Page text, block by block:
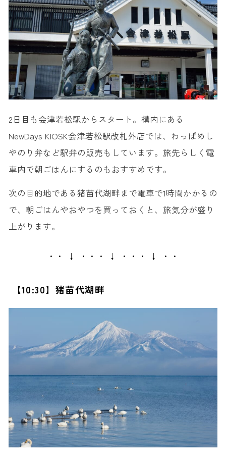
2日目も会津若松駅からスタート。構内にある
NewDays KIOSK会津若松駅改札外店では、わっぱめし
やのり弁など駅弁の販売もしています。旅先らしく電
車内で朝ごはんにするのもおすすめです。
次の目的地である猪苗代湖畔まで電車で1時間かかるの
で、朝ごはんやおやつを買っておくと、旅気分が盛り
上がります。
・・ ↓ ・・・ ↓ ・・・ ↓ ・・
【10:30】猪苗代湖畔